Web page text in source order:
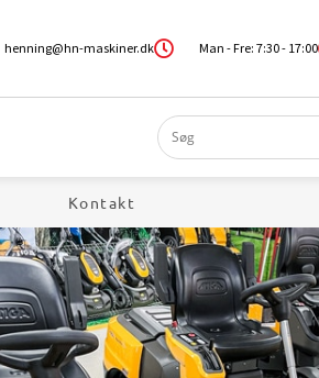
henning@hn-maskiner.dk Man - Fre: 7:30 - 17:00
Kontakt